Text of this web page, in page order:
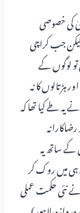
کی خصوصی
لیکن جب کراچی
لوگوں کے
کا نہ
یہ طے کیا تھا کہ
ساتھ یہ
ہی میں روک کر
نئی حکمت عملی